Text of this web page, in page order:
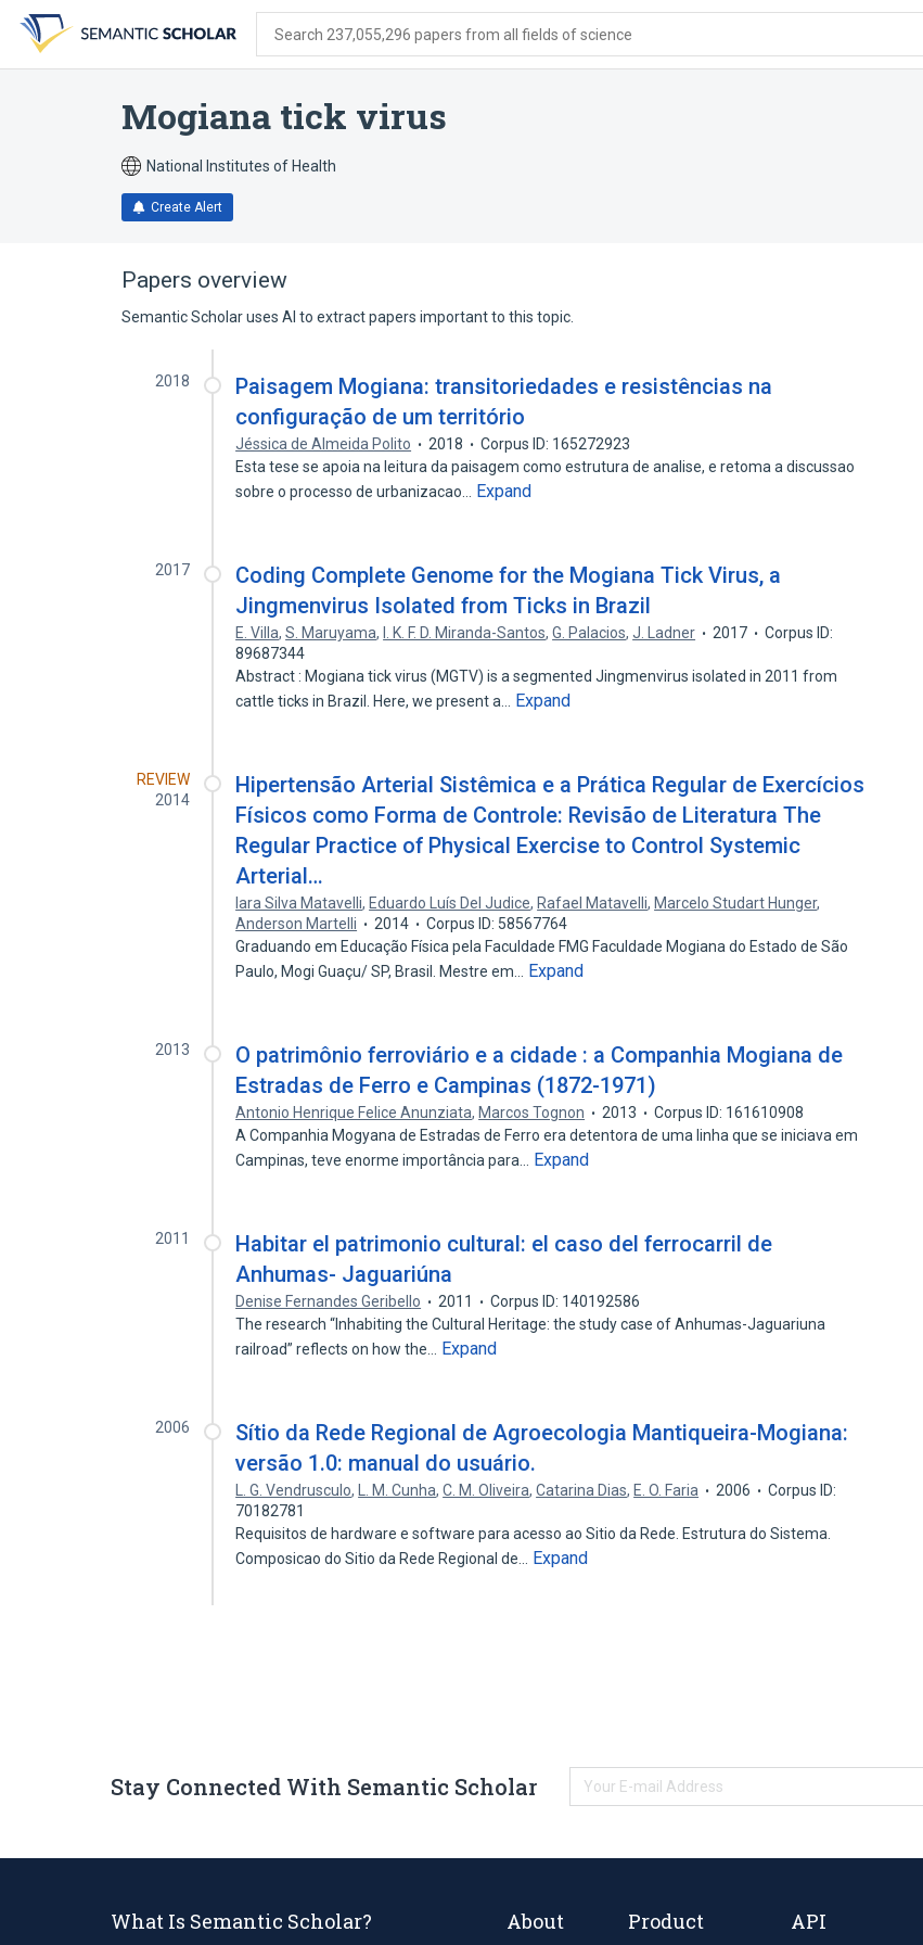
search
form
content
account
menu
Search 237,055,296 papers from all fields of science
Mogiana tick virus
National Institutes of Health
Create Alert
Papers overview
Semantic Scholar uses AI to extract papers important to this topic.
2018
Paisagem Mogiana: transitoriedades e resistências na
configuração de um território
Jéssica de Almeida Polito 2018
Corpus ID: 165272923
Esta tese se apoia na leitura da paisagem como estrutura de analise, e retoma a discussao
sobre o processo de urbanizacao…
Expand
2017
Coding Complete Genome for the Mogiana Tick Virus, a
Jingmenvirus Isolated from Ticks in Brazil
E. Villa,S. Maruyama, I. K. F. D. Miranda-Santos,G. Palacios,J. Ladner 2017
Corpus ID:
89687344
Abstract : Mogiana tick virus (MGTV) is a segmented Jingmenvirus isolated in 2011 from
cattle ticks in Brazil. Here, we present a…
Expand
REVIEW
2014
Hipertensão Arterial Sistêmica e a Prática Regular de Exercícios
Físicos como Forma de Controle: Revisão de Literatura The
Regular Practice of Physical Exercise to Control Systemic
Arterial…
Iara Silva Matavelli, Eduardo Luís Del Judice, Rafael Matavelli, Marcelo Studart Hunger,
Anderson Martelli
2014
Corpus ID: 58567764
Graduando em Educação Física pela Faculdade FMG Faculdade Mogiana do Estado de São
Paulo, Mogi Guaçu/ SP, Brasil. Mestre em…
Expand
2013
O patrimônio ferroviário e a cidade : a Companhia Mogiana de
Estradas de Ferro e Campinas (1872-1971)
Antonio Henrique Felice Anunziata, Marcos Tognon 2013
Corpus ID: 161610908
A Companhia Mogyana de Estradas de Ferro era detentora de uma linha que se iniciava em
Campinas, teve enorme importância para…
Expand
2011
Habitar el patrimonio cultural: el caso del ferrocarril de
Anhumas- Jaguariúna
Denise Fernandes Geribello 2011
Corpus ID: 140192586
The research “Inhabiting the Cultural Heritage: the study case of Anhumas-Jaguariuna
railroad” reflects on how the…
Expand
2006
Sítio da Rede Regional de Agroecologia Mantiqueira-Mogiana:
versão 1.0: manual do usuário.
L. G. Vendrusculo, L. M. Cunha,C. M. Oliveira,Catarina Dias, E. O. Faria 2006
Corpus ID:
70182781
Requisitos de hardware e software para acesso ao Sitio da Rede. Estrutura do Sistema.
Composicao do Sitio da Rede Regional de…
Expand
Stay Connected With Semantic Scholar
What Is Semantic Scholar? About Product API